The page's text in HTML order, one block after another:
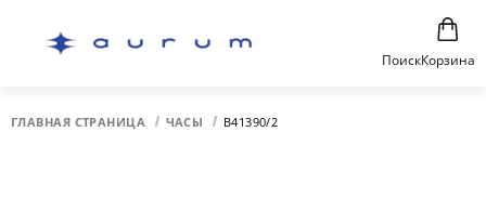
ПоискКорзина
ГЛАВНАЯ СТРАНИЦА ЧАСЫ B41390/2